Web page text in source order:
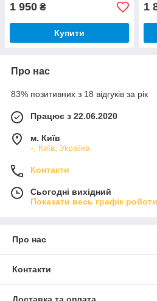
1 950 ₴
Купити
1
Про нас
83% позитивних з 18 відгуків за рік
Працює з 22.06.2020
м. Київ
-, Київ, Україна
Контакти
Сьогодні вихідний
Показати весь графік роботи
Про нас
Контакти